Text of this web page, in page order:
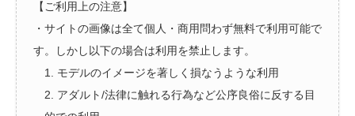
【ご利用上の注意】
・サイトの画像は全て個人・商用問わず無料で利用可能で
す。しかし以下の場合は利用を禁止します。
1. モデルのイメージを著しく損なうような利用
2. アダルト/法律に触れる行為など公序良俗に反する目